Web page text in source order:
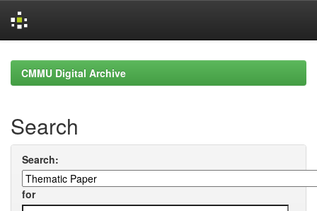
navigationCMMU Digital Archive
Search
Search:
for